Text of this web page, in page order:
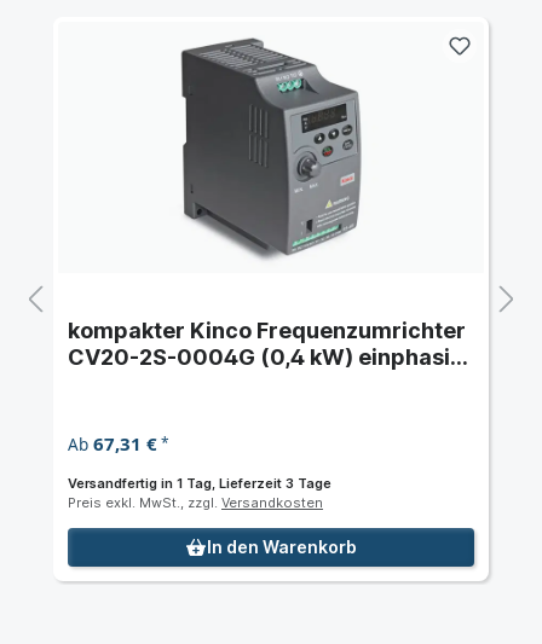
kompakter Kinco Frequenzumrichter
CV20-2S-0004G (0,4 kW) einphasig
Ab 67,31 €*
Versandfertig in 1 Tag, Lieferzeit 3 Tage
Preis exkl. MwSt., zzgl. Versandkosten
In den Warenkorb